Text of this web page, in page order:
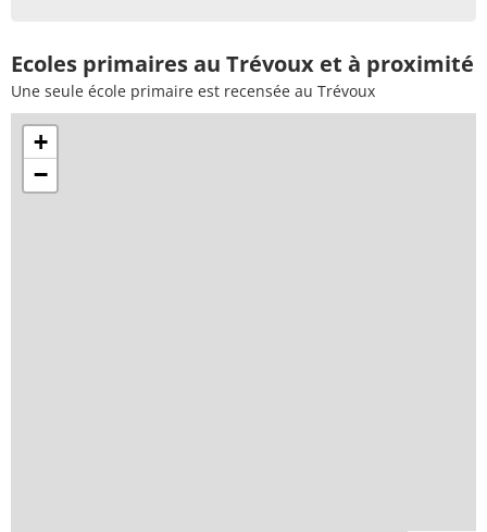
Ecoles primaires au Trévoux et à proximité
Une seule école primaire est recensée au Trévoux
+
−